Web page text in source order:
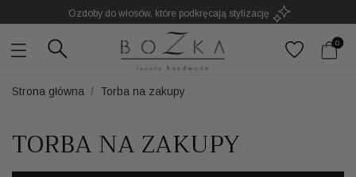
Ozdoby do włosów, które podkręcają stylizację
Powstają w Polsce z dużym udziałem pracy ręcznej
Twój znak rozpoznawczy. Nie kolejny dodatek
0
Strona główna Torba na zakupy
TORBA NA ZAKUPY